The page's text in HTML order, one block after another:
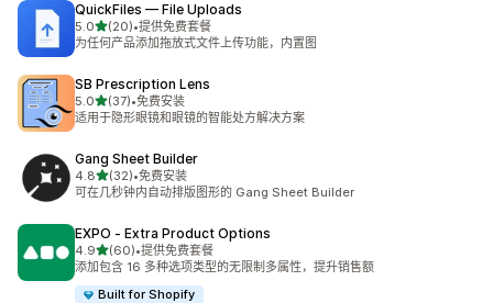
QuickFiles — File Uploads
5.0星（满分 5 星）
(20)
总共 20 条评论
•提供免费套餐
为任何产品添加拖放式文件上传功能，内置图
SB Prescription Lens
5.0星（满分 5 星）
(37)
总共 37 条评论
•免费安装
适用于隐形眼镜和眼镜的智能处方解决方案
Gang Sheet Builder
4.8星（满分 5 星）
(32)
总共 32 条评论
•免费安装
可在几秒钟内自动排版图形的 Gang Sheet Builder
EXPO ‑ Extra Product Options
4.9星（满分 5 星）
(60)
总共 60 条评论
•提供免费套餐
添加包含 16 多种选项类型的无限制多属性，提升销售额
Built for Shopify